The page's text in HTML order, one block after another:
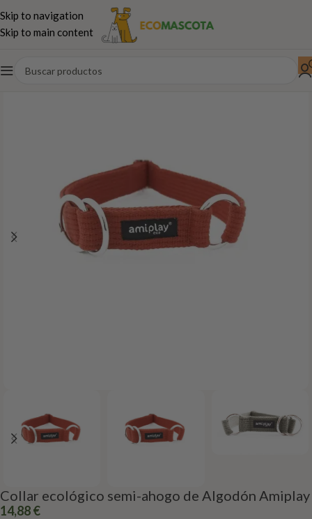
Skip to navigation
Skip to main content
Inicio Perros
Collar ecológico semi-ahogo de Algodón Amiplay
14,88€